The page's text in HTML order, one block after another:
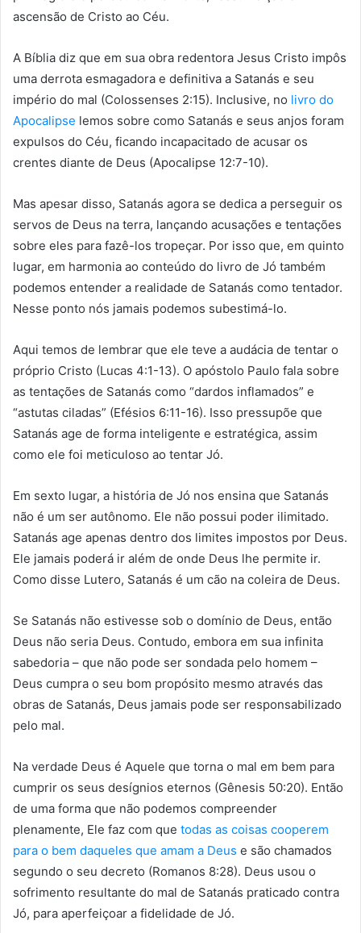
ascensão de Cristo ao Céu.
A Bíblia diz que em sua obra redentora Jesus Cristo impôs
uma derrota esmagadora e definitiva a Satanás e seu
império do mal (Colossenses 2:15). Inclusive, no livro do
Apocalipse lemos sobre como Satanás e seus anjos foram
expulsos do Céu, ficando incapacitado de acusar os
crentes diante de Deus (Apocalipse 12:7-10).
Mas apesar disso, Satanás agora se dedica a perseguir os
servos de Deus na terra, lançando acusações e tentações
sobre eles para fazê-los tropeçar. Por isso que, em quinto
lugar, em harmonia ao conteúdo do livro de Jó também
podemos entender a realidade de Satanás como tentador.
Nesse ponto nós jamais podemos subestimá-lo.
Aqui temos de lembrar que ele teve a audácia de tentar o
próprio Cristo (Lucas 4:1-13). O apóstolo Paulo fala sobre
as tentações de Satanás como “dardos inflamados” e
“astutas ciladas” (Efésios 6:11-16). Isso pressupõe que
Satanás age de forma inteligente e estratégica, assim
como ele foi meticuloso ao tentar Jó.
Em sexto lugar, a história de Jó nos ensina que Satanás
não é um ser autônomo. Ele não possui poder ilimitado.
Satanás age apenas dentro dos limites impostos por Deus.
Ele jamais poderá ir além de onde Deus lhe permite ir.
Como disse Lutero, Satanás é um cão na coleira de Deus.
Se Satanás não estivesse sob o domínio de Deus, então
Deus não seria Deus. Contudo, embora em sua infinita
sabedoria – que não pode ser sondada pelo homem –
Deus cumpra o seu bom propósito mesmo através das
obras de Satanás, Deus jamais pode ser responsabilizado
pelo mal.
Na verdade Deus é Aquele que torna o mal em bem para
cumprir os seus desígnios eternos (Gênesis 50:20). Então
de uma forma que não podemos compreender
plenamente, Ele faz com que todas as coisas cooperem
para o bem daqueles que amam a Deus e são chamados
segundo o seu decreto (Romanos 8:28). Deus usou o
sofrimento resultante do mal de Satanás praticado contra
Jó, para aperfeiçoar a fidelidade de Jó.